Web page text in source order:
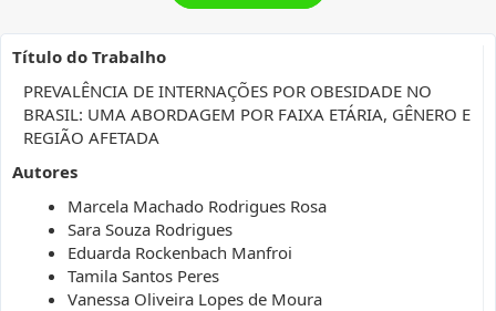
Título do Trabalho
PREVALÊNCIA DE INTERNAÇÕES POR OBESIDADE NO
BRASIL: UMA ABORDAGEM POR FAIXA ETÁRIA, GÊNERO E
REGIÃO AFETADA
Autores
Marcela Machado Rodrigues Rosa
Sara Souza Rodrigues
Eduarda Rockenbach Manfroi
Tamila Santos Peres
Vanessa Oliveira Lopes de Moura